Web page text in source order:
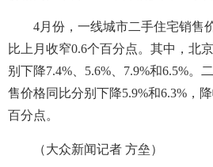
4月份，一线城市二手住宅销售价
比上月收窄0.6个百分点。其中，北
别下降7.4%、5.6%、7.9%和6.5%。
售价格同比分别下降5.9%和6.3%，
百分点。
（大众新闻记者 方垒）